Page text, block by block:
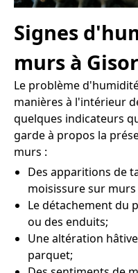
Signes
murs à
Le problème
manières à l'intérieur
quelques indicateurs
garde à propos la
murs :
Des apparitions de
moisissure sur
Le détachement du
ou des enduits;
Une altération
parquet;